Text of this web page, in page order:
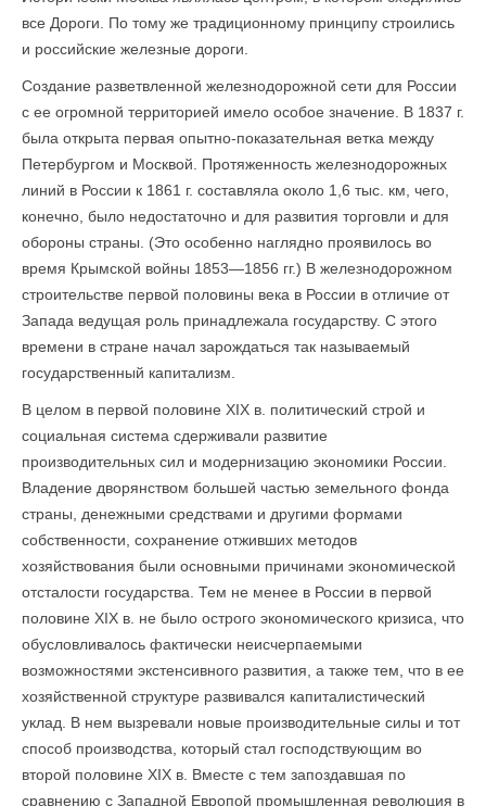
все Дороги. По тому же традиционному принципу строились
и российские железные дороги.
Создание разветвленной железнодорожной сети для России
с ее огромной территорией имело особое значение. В 1837 г.
была открыта первая опытно-показательная ветка между
Петербургом и Москвой. Протяженность железнодорожных
линий в России к 1861 г. составляла около 1,6 тыс. км, чего,
конечно, было недостаточно и для развития торговли и для
обороны страны. (Это особенно наглядно проявилось во
время Крымской войны 1853—1856 гг.) В железнодорожном
строительстве первой половины века в России в отличие от
Запада ведущая роль принадлежала государству. С этого
времени в стране начал зарождаться так называемый
государственный капитализм.
В целом в первой половине XIX в. политический строй и
социальная система сдерживали развитие
производительных сил и модернизацию экономики России.
Владение дворянством большей частью земельного фонда
страны, денежными средствами и другими формами
собственности, сохранение отживших методов
хозяйствования были основными причинами экономической
отсталости государства. Тем не менее в России в первой
половине XIX в. не было острого экономического кризиса, что
обусловливалось фактически неисчерпаемыми
возможностями экстенсивного развития, а также тем, что в ее
хозяйственной структуре развивался капиталистический
уклад. В нем вызревали новые производительные силы и тот
способ производства, который стал господствующим во
второй половине XIX в. Вместе с тем запоздавшая по
сравнению с Западной Европой промышленная революция в